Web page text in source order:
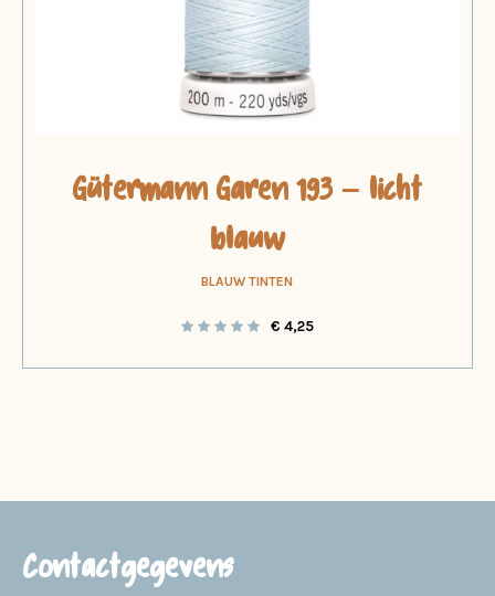
Gütermann Garen 193 – licht
blauw
BLAUW TINTEN
€ 4,25
Contactgegevens